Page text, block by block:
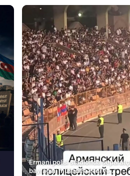
Erməni polisi stadionda separatçı
bayrağını müsadirə etdi və…